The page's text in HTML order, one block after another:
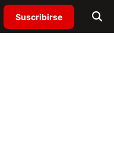
Suscribirse